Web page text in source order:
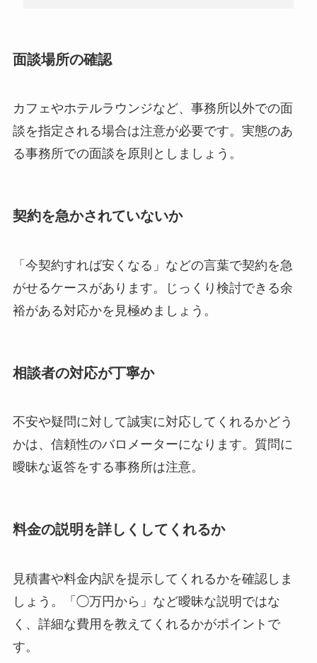
面談場所の確認
カフェやホテルラウンジなど、事務所以外での面
談を指定される場合は注意が必要です。実態のあ
る事務所での面談を原則としましょう。
契約を急かされていないか
「今契約すれば安くなる」などの言葉で契約を急
がせるケースがあります。じっくり検討できる余
裕がある対応かを見極めましょう。
相談者の対応が丁寧か
不安や疑問に対して誠実に対応してくれるかどう
かは、信頼性のバロメーターになります。質問に
曖昧な返答をする事務所は注意。
料金の説明を詳しくしてくれるか
見積書や料金内訳を提示してくれるかを確認しま
しょう。「◯万円から」など曖昧な説明ではな
く、詳細な費用を教えてくれるかがポイントで
す。